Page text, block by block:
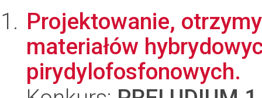
Projektowanie,
materiałów
pirydylofosfonowych.